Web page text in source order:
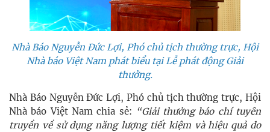
Nhà Báo Nguyễn Đức Lợi, Phó chủ tịch thường trực, Hội
Nhà báo Việt Nam phát biểu tại Lễ phát động Giải
thưởng.
Nhà Báo Nguyễn Đức Lợi, Phó chủ tịch thường trực, Hội
Nhà báo Việt Nam chia sẻ: “Giải thưởng báo chí tuyên
truyền về sử dụng năng lượng tiết kiệm và hiệu quả do